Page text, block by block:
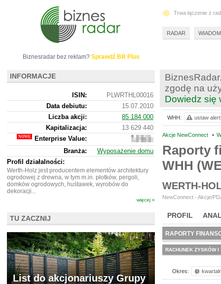
zgodę na
Dowiedz się
Akcje NewConnect •
Raporty
WHH
WERTH-
NewConnect - Akcje/
PROFIL
BR LAB
RAPORTY
RACHUNEK ZYSKÓW I
Okres:
WHH: ustaw alert
Biznesradar bez reklam? Sprawdź BR Plus
INFORMACJE
ISIN:
PLWRTHL00016
Data debiutu:
15.07.2010
Liczba akcji:
85 184 000
Kapitalizacja:
13 629 440
Enterprise Value:
31
896
440
Branża:
Wyposażenie domu
Profil działalności:
Werth-Holz jest producentem elementów architektury
ogrodowej z drewna, w tym m.in. płotków, pergoli,
domków ogrodowych, huśtawek, wyrobów do
dekoracji...
więcej »
TU ZACZNIJ
List do akcjonariuszy Grupy
Trwa łączenie z
RADAR